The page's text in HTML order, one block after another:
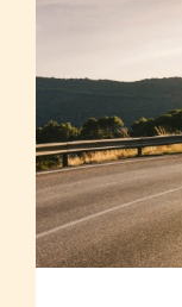
es, von
sein. Wenn